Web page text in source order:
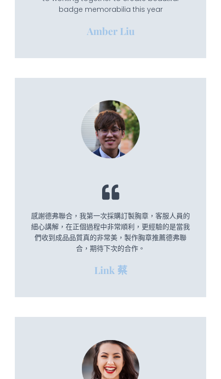
badge memorabilia this year
Amber Liu
感謝德弗聯合，我第一次採購訂製胸章，客服人員的
細心講解，在正個過程中非常順利，更經驗的是當我
們收到成品品質真的非常美，製作胸章推薦德弗聯
合，期待下次的合作。
Link 蔡